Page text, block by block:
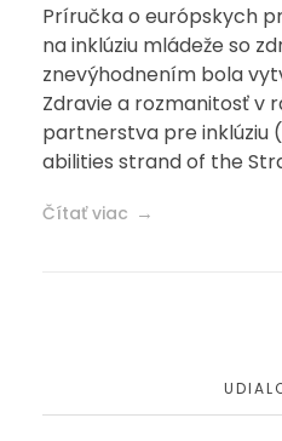
Príručka o európskych
na inklúziu mládeže so
znevýhodnením bola
Zdravie a rozmanitosť v
partnerstva pre inklúziu
abilities strand of the
Čítať viac